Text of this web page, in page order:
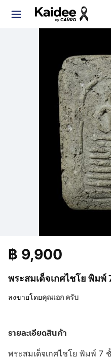
พระสมเด็จเกศไชโย พิม
฿ 9,900
ลงขายโดยคุณเอก ครับ
รายละเอียดสินค้า
พระสมเด็จเกศไชโย พิมพ์ 7